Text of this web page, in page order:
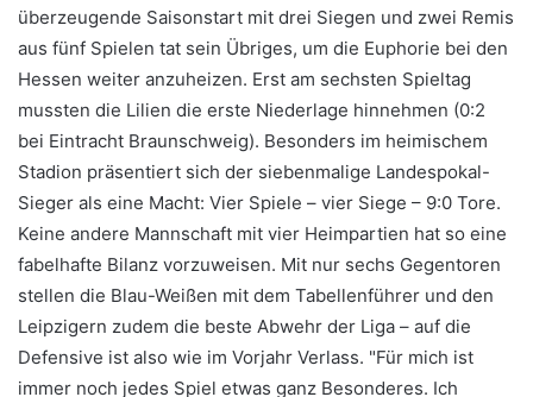
überzeugende Saisonstart mit drei Siegen und zwei Remis
aus fünf Spielen tat sein Übriges, um die Euphorie bei den
Hessen weiter anzuheizen. Erst am sechsten Spieltag
mussten die Lilien die erste Niederlage hinnehmen (0:2
bei Eintracht Braunschweig). Besonders im heimischem
Stadion präsentiert sich der siebenmalige Landespokal-
Sieger als eine Macht: Vier Spiele – vier Siege – 9:0 Tore.
Keine andere Mannschaft mit vier Heimpartien hat so eine
fabelhafte Bilanz vorzuweisen. Mit nur sechs Gegentoren
stellen die Blau-Weißen mit dem Tabellenführer und den
Leipzigern zudem die beste Abwehr der Liga – auf die
Defensive ist also wie im Vorjahr Verlass. "Für mich ist
immer noch jedes Spiel etwas ganz Besonderes. Ich